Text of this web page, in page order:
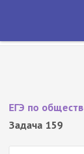
ЕГЭ по
Задача 159